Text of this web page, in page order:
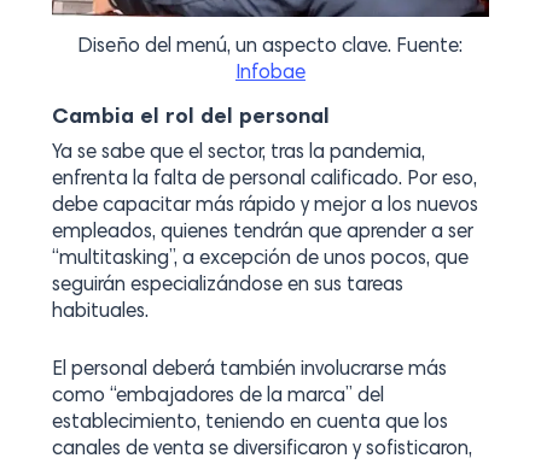
Diseño del menú, un aspecto clave. Fuente:
Infobae
Cambia el rol del personal
Ya se sabe que el sector, tras la pandemia,
enfrenta la falta de personal calificado. Por eso,
debe capacitar más rápido y mejor a los nuevos
empleados, quienes tendrán que aprender a ser
“multitasking”, a excepción de unos pocos, que
seguirán especializándose en sus tareas
habituales.
El personal deberá también involucrarse más
como “embajadores de la marca” del
establecimiento, teniendo en cuenta que los
canales de venta se diversificaron y sofisticaron,